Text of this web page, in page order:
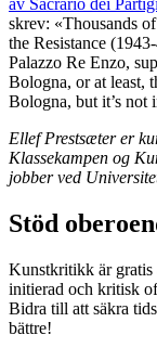
skrev: «Thousands
the Resistance
Palazzo Re Enzo,
Bologna, or at least,
Bologna, but it’s not
Ellef Prestsæter er
Klassekampen og
jobber ved
Stöd
Kunstkritikk är gratis
initierad och kritisk
Bidra till att säkra
bättre!